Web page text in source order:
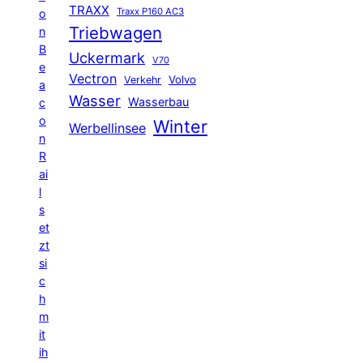
o
n
B
e
a
c
o
n
R
ai
l
s
et
zt
si
c
h
m
it
ih
TRAXX Traxx P160 AC3
Triebwagen
Uckermark V70
Vectron Verkehr Volvo
Wasser Wasserbau
Werbellinsee Winter